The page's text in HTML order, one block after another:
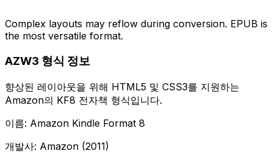
Complex layouts may reflow during conversion. EPUB is
the most versatile format.
AZW3 형식 정보
향상된 레이아웃을 위해 HTML5 및 CSS3를 지원하는
Amazon의 KF8 전자책 형식입니다.
이름: Amazon Kindle Format 8
개발사: Amazon (2011)